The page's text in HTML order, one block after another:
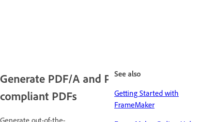
Generate PDF/A and PDF/X
compliant PDFs
Generate out-of-the-
See also
Getting Started with
FrameMaker